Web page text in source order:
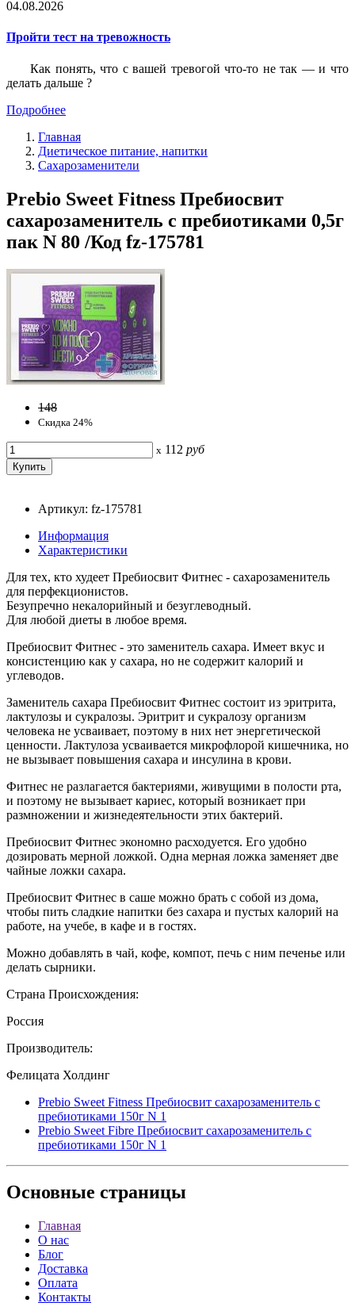
04.08.2026
Пройти тест на тревожность
Как понять, что с вашей тревогой что-то не так — и что
делать дальше ?
Подробнее
Главная
Диетическое питание, напитки
Сахарозаменители
Prebio Sweet Fitness Пребиосвит
сахарозаменитель с пребиотиками 0,5г
пак N 80 /Код fz-175781
148
Скидка 24%
x 112 руб
Артикул: fz-175781
Информация
Характеристики
Для тех, кто худеет Пребиосвит Фитнес - сахарозаменитель
для перфекционистов.
Безупречно некалорийный и безуглеводный.
Для любой диеты в любое время.
Пребиосвит Фитнес - это заменитель сахара. Имеет вкус и
консистенцию как у сахара, но не содержит калорий и
углеводов.
Заменитель сахара Пребиосвит Фитнес состоит из эритрита,
лактулозы и сукралозы. Эритрит и сукралозу организм
человека не усваивает, поэтому в них нет энергетической
ценности. Лактулоза усваивается микрофлорой кишечника, но
не вызывает повышения сахара и инсулина в крови.
Фитнес не разлагается бактериями, живущими в полости рта,
и поэтому не вызывает кариес, который возникает при
размножении и жизнедеятельности этих бактерий.
Пребиосвит Фитнес экономно расходуется. Его удобно
дозировать мерной ложкой. Одна мерная ложка заменяет две
чайные ложки сахара.
Пребиосвит Фитнес в саше можно брать с собой из дома,
чтобы пить сладкие напитки без сахара и пустых калорий на
работе, на учебе, в кафе и в гостях.
Можно добавлять в чай, кофе, компот, печь с ним печенье или
делать сырники.
Страна Происхождения:
Россия
Производитель:
Фелицата Холдинг
Prebio Sweet Fitness Пребиосвит сахарозаменитель с
пребиотиками 150г N 1
Prebio Sweet Fibre Пребиосвит сахарозаменитель с
пребиотиками 150г N 1
Основные страницы
Главная
О нас
Блог
Доставка
Оплата
Контакты